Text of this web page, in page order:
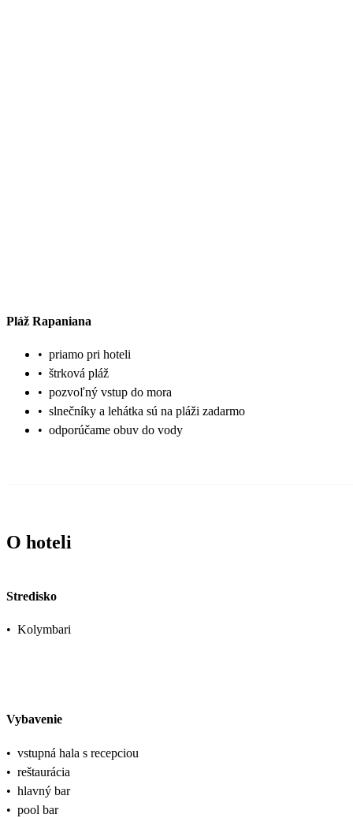
Pláž Rapaniana
• priamo pri hoteli
• štrková pláž
• pozvoľný vstup do mora
• slnečníky a lehátka sú na pláži zadarmo
• odporúčame obuv do vody
O hoteli
Stredisko
• Kolymbari
Vybavenie
• vstupná hala s recepciou
• reštaurácia
• hlavný bar
• pool bar